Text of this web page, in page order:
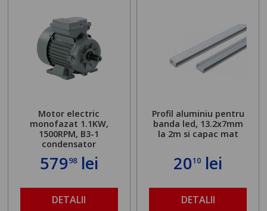
Motor electric
monofazat 1.1KW,
1500RPM, B3-1
condensator
57998lei
DETALII
Profil aluminiu pentru
banda led, 13.2x7mm
la 2m si capac mat
2010 lei
DETALII